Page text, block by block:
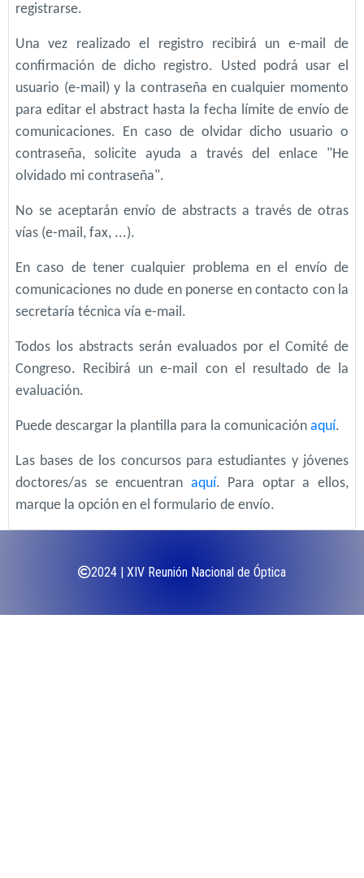
registrarse.
Una vez realizado el registro recibirá un e-mail de
confirmación de dicho registro. Usted podrá usar el
usuario (e-mail) y la contraseña en cualquier momento
para editar el abstract hasta la fecha límite de envío de
comunicaciones. En caso de olvidar dicho usuario o
contraseña, solicite ayuda a través del enlace "He
olvidado mi contraseña".
No se aceptarán envío de abstracts a través de otras
vías (e-mail, fax, ...).
En caso de tener cualquier problema en el envío de
comunicaciones no dude en ponerse en contacto con la
secretaría técnica vía e-mail.
Todos los abstracts serán evaluados por el Comité de
Congreso. Recibirá un e-mail con el resultado de la
evaluación.
Puede descargar la plantilla para la comunicación aquí.
Las bases de los concursos para estudiantes y jóvenes
doctores/as se encuentran aquí. Para optar a ellos,
marque la opción en el formulario de envío.
2024 | XIV Reunión Nacional de Óptica